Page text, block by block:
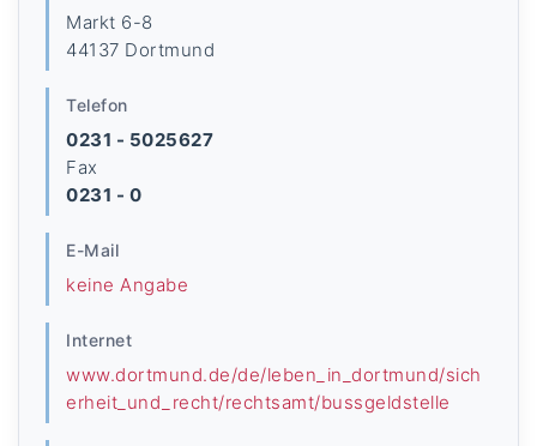
Markt 6-8
44137 Dortmund
Telefon
0231 - 5025627
Fax
0231 - 0
E-Mail
keine Angabe
Internet
www.dortmund.de/de/leben_in_dortmund/sich
erheit_und_recht/rechtsamt/bussgeldstelle